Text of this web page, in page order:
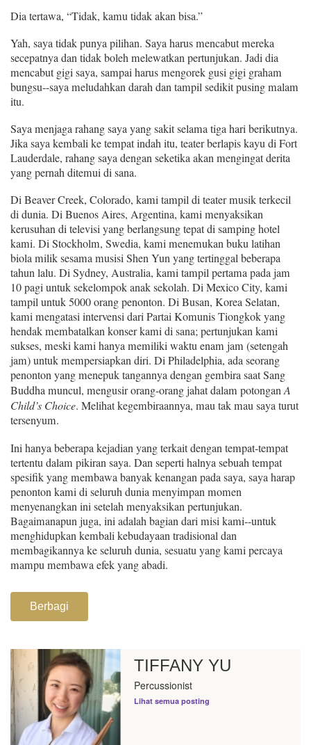
Dia tertawa, “Tidak, kamu tidak akan bisa.”
Yah, saya tidak punya pilihan. Saya harus mencabut mereka
secepatnya dan tidak boleh melewatkan pertunjukan. Jadi dia
mencabut gigi saya, sampai harus mengorek gusi gigi graham
bungsu--saya meludahkan darah dan tampil sedikit pusing malam
itu.
Saya menjaga rahang saya yang sakit selama tiga hari berikutnya.
Jika saya kembali ketempat indah itu, teater berlapis kayu di Fort
Lauderdale, rahang saya dengan seketika akan mengingatderita
yang pernah ditemui disana.
Di Beaver Creek, Colorado, kami tampil di teater musik terkecil
di dunia. Di Buenos Aires, Argentina, kami menyaksikan
kerusuhan di televisi yang berlangsung tepat disamping hotel
kami. Di Stockholm, Swedia, kami menemukan buku latihan
biola milik sesama musisi Shen Yun yang tertinggal beberapa
tahun lalu. Di Sydney, Australia, kamitampilpertama pada jam
10 pagiuntuksekelompok anak sekolah. Di Mexico City, kami
tampil untuk 5000 orang penonton. Di Busan, Korea Selatan,
kami mengatasi intervensi dari Partai Komunis Tiongkok yang
hendak membatalkan konser kami disana; pertunjukan kami
sukses, meski kami hanya memiliki waktu enam jam (setengah
jam) untuk mempersiapkan diri. Di Philadelphia, ada seorang
penonton yang menepuk tangannya dengan gembira saat Sang
Buddha muncul, mengusir orang-orang jahat dalam potonganA
Child’s Choice. Melihat kegembiraannya, mau tak mau saya turut
tersenyum.
Ini hanya beberapa kejadian yang terkait dengan tempat-tempat
tertentu dalam pikiran saya. Dan seperti halnya sebuah tempat
spesifik yang membawa banyak kenangan pada saya, saya harap
penonton kami diseluruh dunia menyimpan momen
menyenangkan ini setelah menyaksikan pertunjukan.
Bagaimanapun juga, ini adalah bagian dari misi kami--untuk
menghidupkan kembali kebudayaan tradisional dan
membagikannya ke seluruh dunia, sesuatu yang kami percaya
mampu membawa efek yang abadi.
Berbagi
TIFFANY YU
Percussionist
Lihat semua posting